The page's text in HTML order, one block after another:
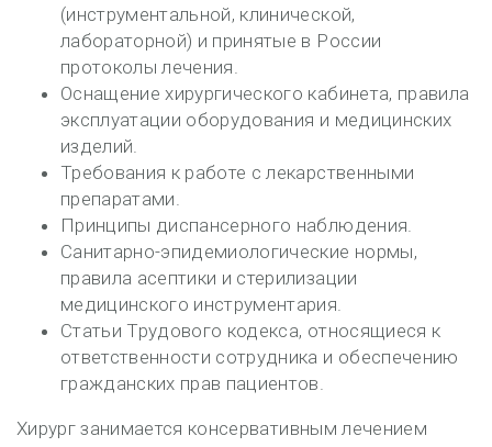
(инструментальной, клинической,
лабораторной) и принятые в России
протоколы лечения.
Оснащение хирургического кабинета, правила
эксплуатации оборудования и медицинских
изделий.
Требования к работе с лекарственными
препаратами.
Принципы диспансерного наблюдения.
Санитарно-эпидемиологические нормы,
правила асептики и стерилизации
медицинского инструментария.
Статьи Трудового кодекса, относящиеся к
ответственности сотрудника и обеспечению
гражданских прав пациентов.
Хирург занимается консервативным лечением